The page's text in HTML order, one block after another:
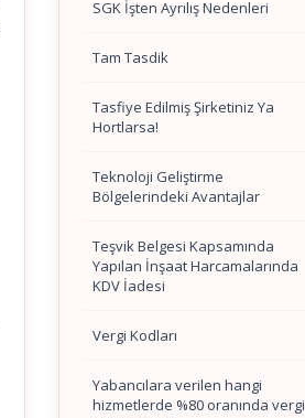
SGK İşten Ayrılış Nedenleri
Tam Tasdik
Tasfiye Edilmiş Şirketiniz Ya
Hortlarsa!
Teknoloji Geliştirme
Bölgelerindeki Avantajlar
Teşvik Belgesi Kapsamında
Yapılan İnşaat Harcamalarında
KDV İadesi
Vergi Kodları
Yabancılara verilen hangi
hizmetlerde %80 oranında vergi